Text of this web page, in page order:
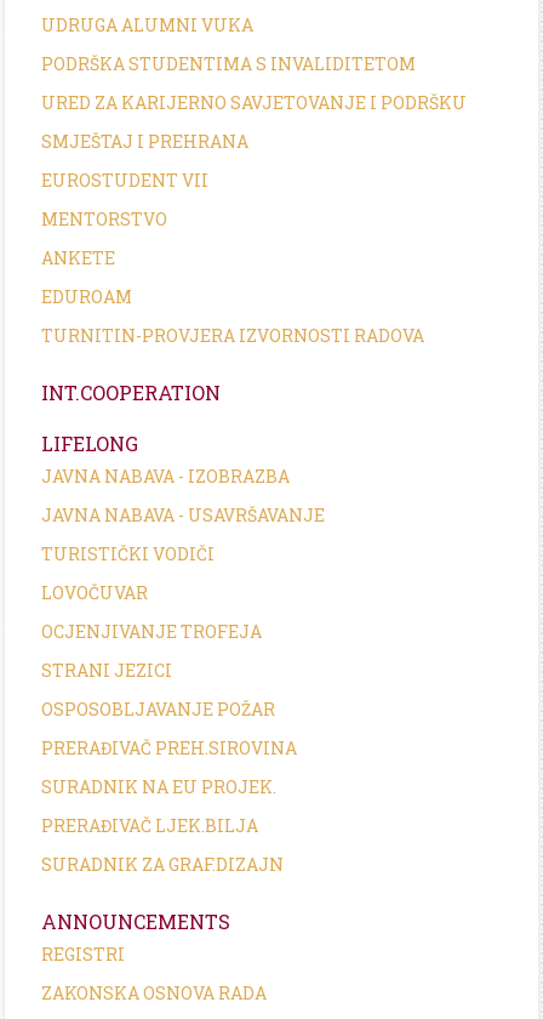
UDRUGA ALUMNI VUKA
PODRŠKA STUDENTIMA S INVALIDITETOM
URED ZA KARIJERNO SAVJETOVANJE I PODRŠKU
SMJEŠTAJ I PREHRANA
EUROSTUDENT VII
MENTORSTVO
ANKETE
EDUROAM
TURNITIN-PROVJERA IZVORNOSTI RADOVA
INT.COOPERATION
LIFELONG
JAVNA NABAVA - IZOBRAZBA
JAVNA NABAVA - USAVRŠAVANJE
TURISTIČKI VODIČI
LOVOČUVAR
OCJENJIVANJE TROFEJA
STRANI JEZICI
OSPOSOBLJAVANJE POŽAR
PRERAĐIVAČ PREH.SIROVINA
SURADNIK NA EU PROJEK.
PRERAĐIVAČ LJEK.BILJA
SURADNIK ZA GRAF.DIZAJN
ANNOUNCEMENTS
REGISTRI
ZAKONSKA OSNOVA RADA